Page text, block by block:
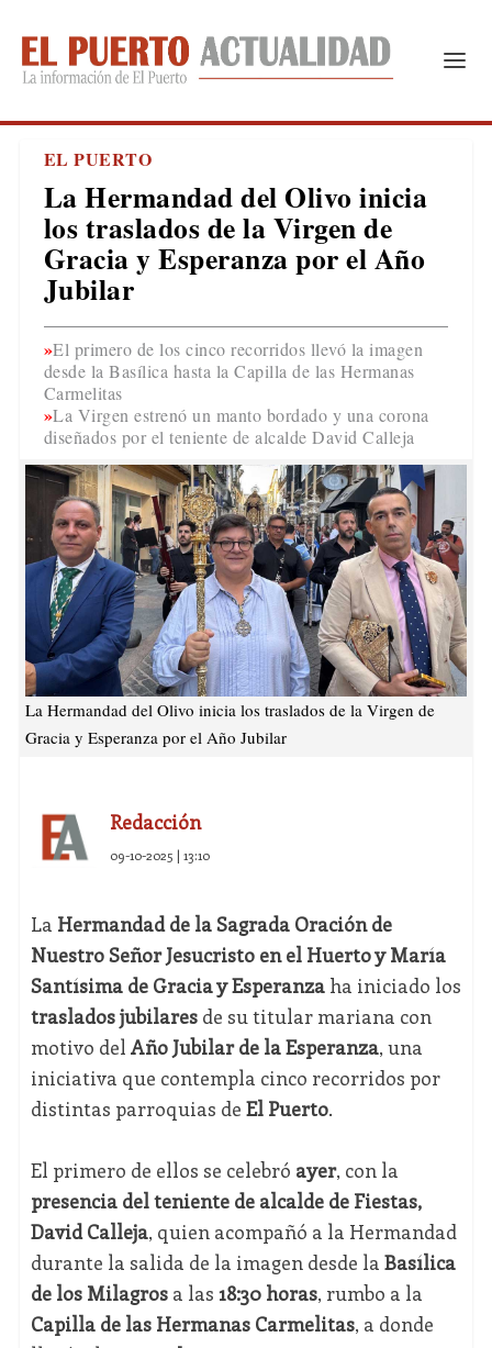
EL PUERTO
La Hermandad del Olivo inicia
los traslados de la Virgen de
Gracia y Esperanza por el Año
Jubilar
El primero de los cinco recorridos llevó la imagen
desde la Basílica hasta la Capilla de las Hermanas
Carmelitas
La Virgen estrenó un manto bordado y una corona
diseñados por el teniente de alcalde David Calleja
La Hermandad del Olivo inicia los traslados de la Virgen de
Gracia y Esperanza por el Año Jubilar
Redacción
09-10-2025 | 13:10
La Hermandad de la Sagrada Oración de
Nuestro Señor Jesucristo en el Huerto y María
Santísima de Gracia y Esperanzaha iniciado los
traslados jubilaresde su titular mariana con
motivo del Año Jubilar de la Esperanza, una
iniciativa que contempla cinco recorridos por
distintas parroquias de El Puerto.
El primero de ellos se celebró ayer, con la
presencia del teniente de alcalde de Fiestas,
David Calleja, quien acompañó a la Hermandad
durante la salida de la imagen desde la Basílica
de los Milagrosa las 18:30 horas, rumbo a la
Capilla de las Hermanas Carmelitas, a donde